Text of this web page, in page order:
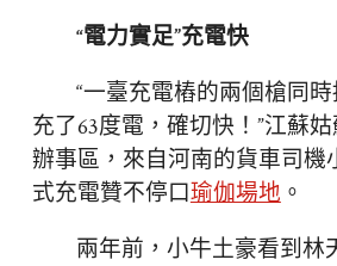
“電力實足”充電快
“一臺充電樁的兩個槍同
充了63度電，確切快！”江蘇
辦事區，來自河南的貨車司機
式充電贊不停口瑜伽場地。
兩年前，小牛土豪看到林